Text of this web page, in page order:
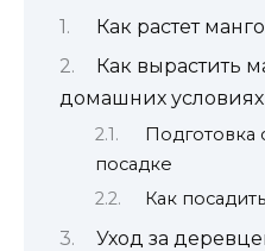
Как растет
Как вырастить
домашних условиях
Подготовка
посадке
Как
Уход за